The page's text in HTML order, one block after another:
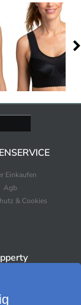
Einkaufen
Agb
& Cookies